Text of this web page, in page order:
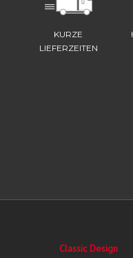
KURZE
LIEFERZEITEN
Classic Design